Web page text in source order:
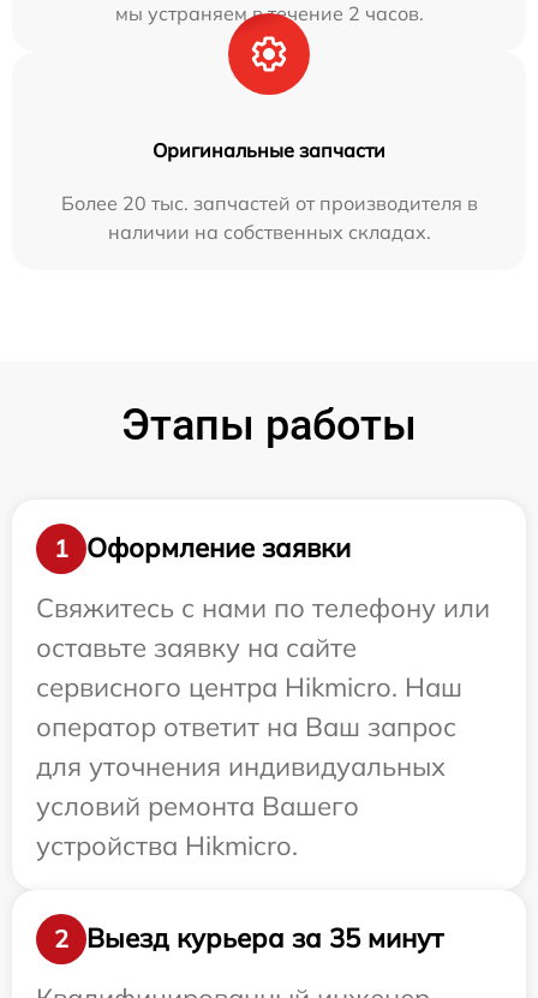
мы устраняем в течение 2 часов.
Оригинальные запчасти
Более 20 тыс. запчастей от производителя в
наличии на собственных складах.
Этапы работы
1
Оформление заявки
Свяжитесь с нами по телефону или
оставьте заявку на сайте
сервисного центра Hikmicro. Наш
оператор ответит на Ваш запрос
для уточнения индивидуальных
условий ремонта Вашего
устройства Hikmicro.
2
Выезд курьера за 35 минут